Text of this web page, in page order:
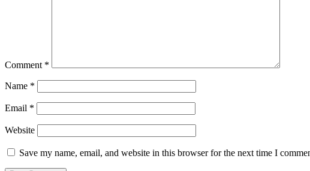
Comment *
Name *
Email *
Website
Save my name, email, and website in this browser for the next time I